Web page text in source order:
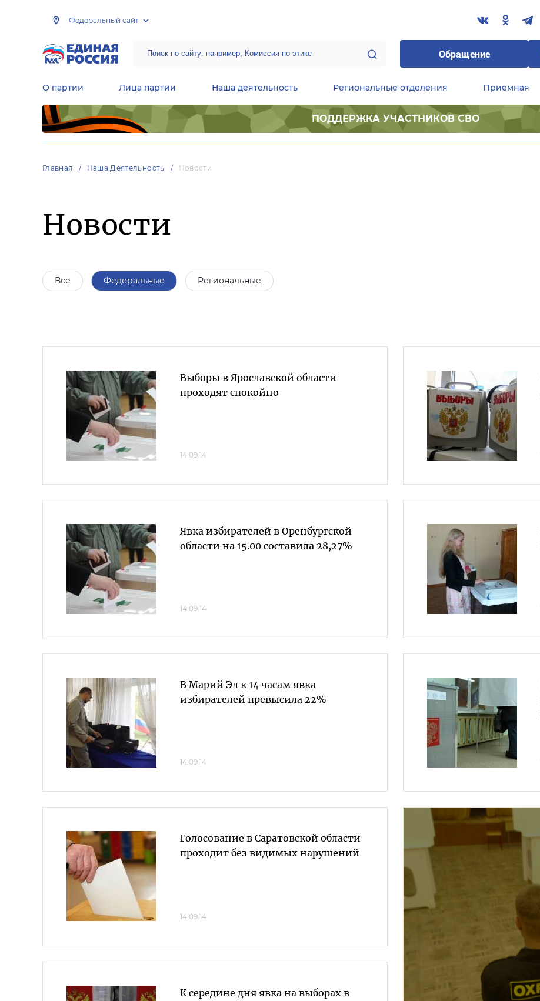
Федеральный сайт
Обращение
О партии Лица партии Наша деятельность Региональные отделения Приемная
ПОДДЕРЖКА УЧАСТНИКОВ СВО
Главная Наша Деятельность Новости
Новости
Все Федеральные Региональные
Выборы в Ярославской области
проходят спокойно
14.09.14
Явка избирателей в Оренбургской
области на 15.00 составила 28,27%
14.09.14
В Марий Эл к 14 часам явка
избирателей превысила 22%
14.09.14
Голосование в Саратовской области
проходит без видимых нарушений
14.09.14
К середине дня явка на выборах в